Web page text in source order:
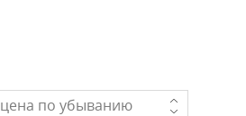
цена по убыванию